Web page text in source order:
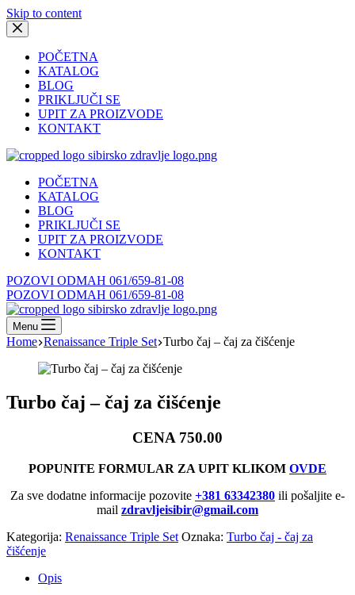
Skip to content
POČETNA
KATALOG
BLOG
PRIKLJUČI SE
UPIT ZA PROIZVODE
KONTAKT
POČETNA
KATALOG
BLOG
PRIKLJUČI SE
UPIT ZA PROIZVODE
KONTAKT
POZOVI ODMAH 061/659-81-08
POZOVI ODMAH 061/659-81-08
Menu
Home Renaissance Triple Set Turbo čaj – čaj za čišćenje
Turbo čaj – čaj za čišćenje
CENA 750.00
POPUNITE FORMULAR ZA UPIT KLIKOM OVDE
Za sve dodatne informacije pozovite +381 63342380 ili pošaljite e-
mail zdravljeisibir@gmail.com
Kategorija: Renaissance Triple Set Oznaka: Turbo čaj - čaj za
čišćenje
Opis